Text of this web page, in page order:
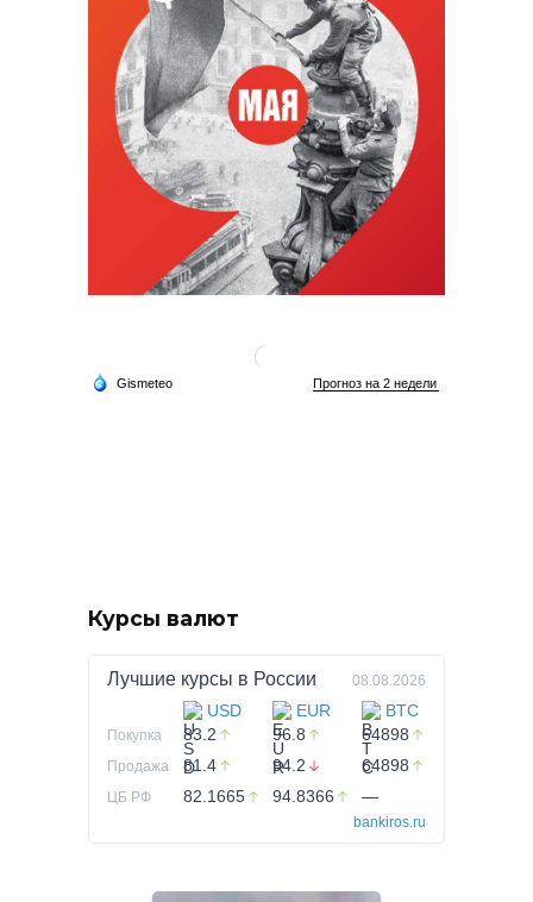
Курсы валют
Лучшие курсы в России 08.08.2026
USD EUR BTC
Покупка 83.2 96.8 64898
Продажа 81.4 94.2 64898
ЦБ РФ 82.1665 94.8366 —
bankiros.ru